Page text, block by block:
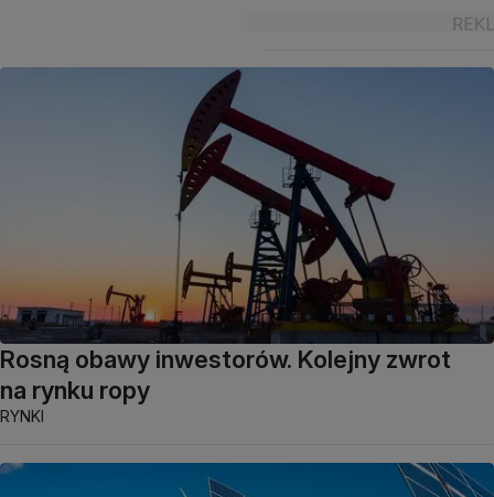
Rosną obawy inwestorów. Kolejny zwrot
na rynku ropy
RYNKI